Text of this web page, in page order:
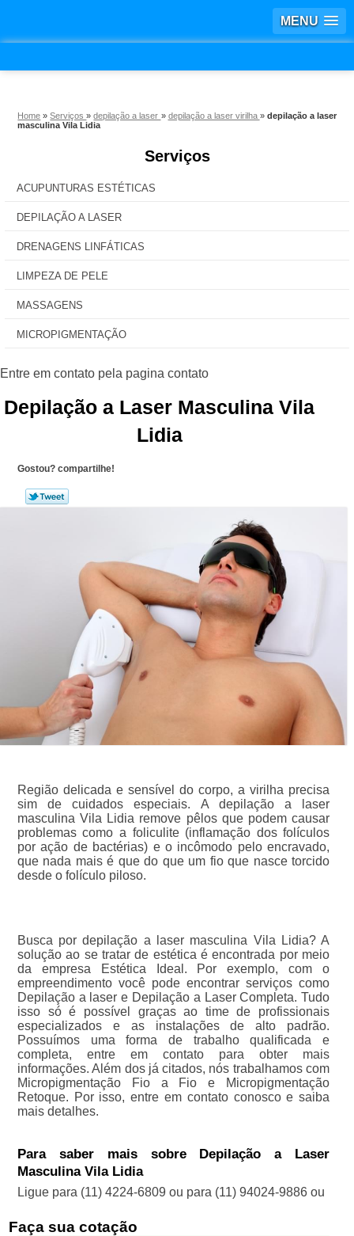
MENU
Home »Serviços»depilação a laser » depilação a laser virilha » depilação a laser
masculina Vila Lidia
Serviços
ACUPUNTURAS ESTÉTICAS
DEPILAÇÃO A LASER
DRENAGENS LINFÁTICAS
LIMPEZA DE PELE
MASSAGENS
MICROPIGMENTAÇÃO
Depilação a Laser Masculina Vila
Lidia
Gostou? compartilhe!
Região delicada e sensível do corpo, a virilha precisa
sim de cuidados especiais. A depilação a laser
masculina Vila Lidia remove pêlos que podem causar
problemas como a foliculite (inflamação dos folículos
por ação de bactérias) e o incômodo pelo encravado,
que nada mais é que do que um fio que nasce torcido
desde o folículo piloso.
Busca por depilação a laser masculina Vila Lidia? A
solução ao se tratar de estética é encontrada por meio
da empresa Estética Ideal. Por exemplo, com o
empreendimento você pode encontrar serviços como
Depilação a laser e Depilação a Laser Completa. Tudo
isso só é possível graças ao time de profissionais
especializados e as instalações de alto padrão.
Possuímos uma forma de trabalho qualificada e
completa, entre em contato para obter mais
informações. Além dos já citados, nós trabalhamos com
Micropigmentação Fio a Fio e Micropigmentação
Retoque. Por isso, entre em contato conosco e saiba
mais detalhes.
Para saber mais sobre Depilação a Laser
Masculina Vila Lidia
Ligue para (11) 4224-6809 ou para (11) 94024-9886ou
Faça sua cotação